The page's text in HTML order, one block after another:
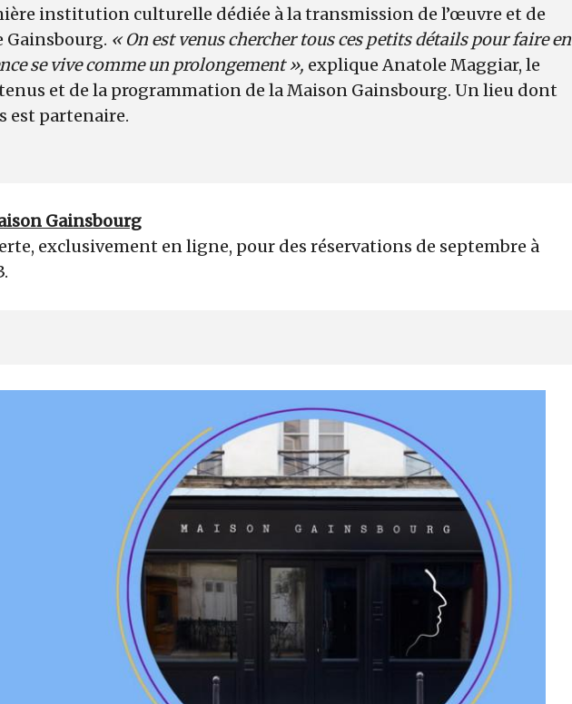
institution culturelle dédiée à la transmission de l’œuvre et de
Gainsbourg. « On est venus chercher tous ces petits détails pour faire en
se vive comme un prolongement », explique Anatole Maggiar, le
et de la programmation de la Maison Gainsbourg. Un lieu dont
est partenaire.
Gainsbourg
exclusivement en ligne, pour des réservations de septembre à